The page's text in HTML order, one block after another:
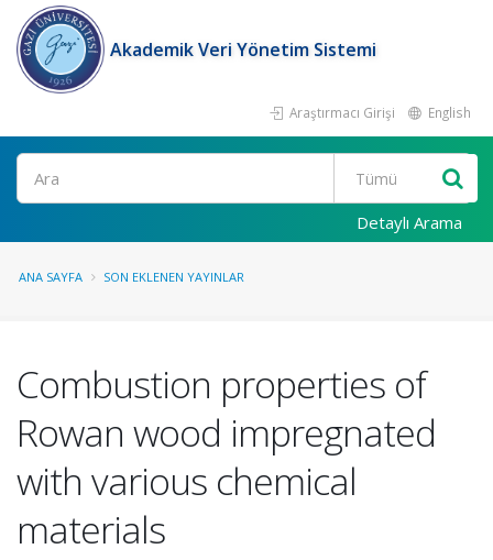
Akademik Veri Yönetim Sistemi
Araştırmacı Girişi English
Ara
Detaylı Arama
ANA SAYFA SON EKLENEN YAYINLAR
Combustion properties of
Rowan wood impregnated
with various chemical
materials